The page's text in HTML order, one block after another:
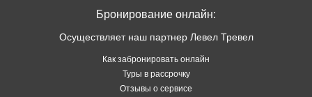
Бронирование онлайн:
Осуществляет наш партнер Левел Тревел
Как забронировать онлайн
Туры в рассрочку
Отзывы о сервисе